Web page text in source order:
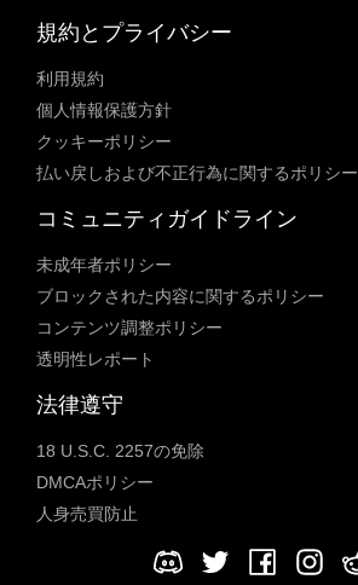
規約とプライバシー
利用規約
個人情報保護方針
クッキーポリシー
払い戻しおよび不正行為に関するポリシー
コミュニティガイドライン
未成年者ポリシー
ブロックされた内容に関するポリシー
コンテンツ調整ポリシー
透明性レポート
法律遵守
18 U.S.C. 2257の免除
DMCAポリシー
人身売買防止